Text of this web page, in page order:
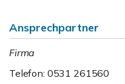
Ansprechpartner
Firma
Telefon: 0531 261560